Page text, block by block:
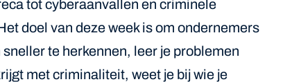
tot cyberaanvallen en criminele
doel van deze week is om ondernemers
te herkennen, leer je problemen
met criminaliteit, weet je bij wie je